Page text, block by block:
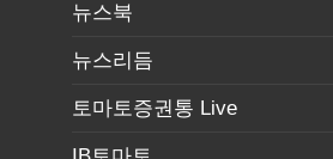
뉴스북
뉴스리듬
토마토증권통 Live